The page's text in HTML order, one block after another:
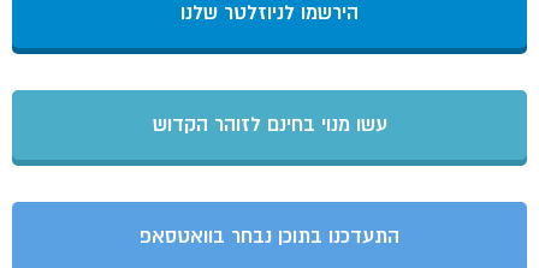
הירשמו לניוזלטר שלנו
עשו מנוי בחינם לזוהר הקדוש
התעדכנו בתוכן נבחר בוואטסאפ